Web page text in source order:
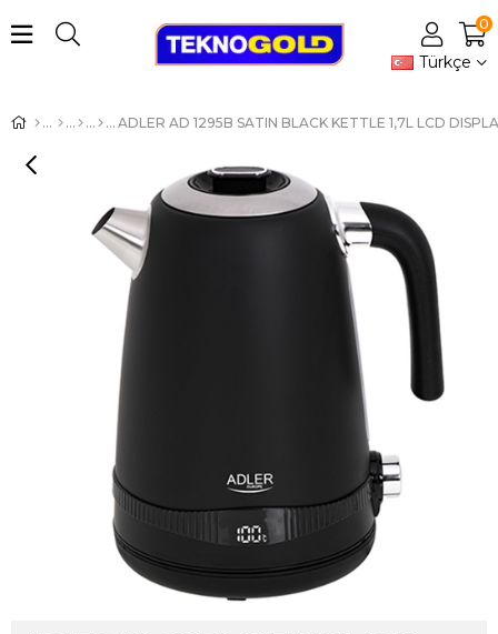
Türkçe
0
ADLER AD 1295B SATIN BLACK KETTLE 1,7L LCD